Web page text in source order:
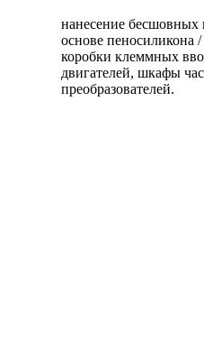
нанесение
основе пеносиликона
коробки клеммных
двигателей, шкафы
преобразователей.